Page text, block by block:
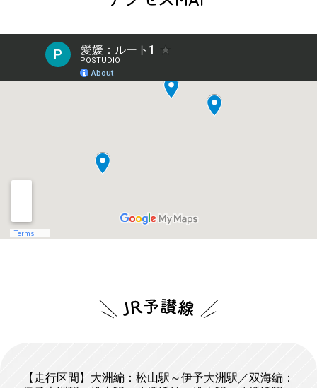
【走行区間】大洲編：松山駅～伊予大洲駅／双海編：